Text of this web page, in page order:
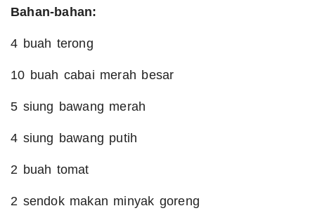
Bahan-bahan:
4 buah terong
10 buah cabai merah besar
5 siung bawang merah
4 siung bawang putih
2 buah tomat
2 sendok makan minyak goreng